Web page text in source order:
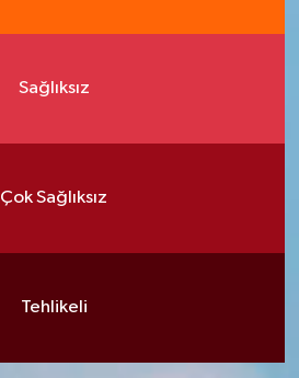
Sağlıksız
Çok Sağlıksız
Tehlikeli